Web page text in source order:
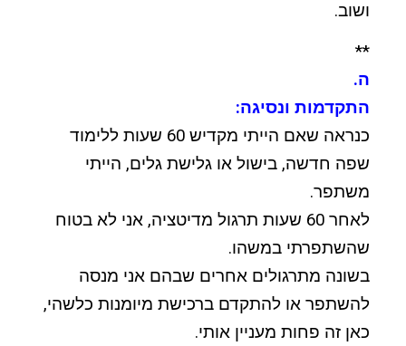
ושוב.
**
ה.
התקדמות ונסיגה:
כנראה שאם הייתי מקדיש 60 שעות ללימוד
שפה חדשה, בישול או גלישת גלים, הייתי
משתפר.
לאחר 60 שעות תרגול מדיטציה, אני לא בטוח
שהשתפרתי במשהו.
בשונה מתרגולים אחרים שבהם אני מנסה
להשתפר או להתקדם ברכישת מיומנות כלשהי,
כאן זה פחות מעניין אותי.